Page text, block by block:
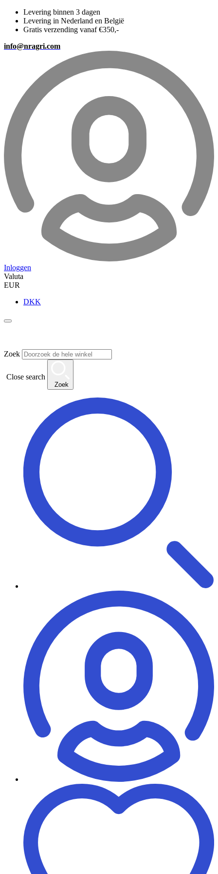
Levering binnen 3 dagen
Levering in Nederland en België
Gratis verzending vanaf €350,-
info@nragri.com
Inloggen
Valuta
EUR
DKK
Zoek
Close search
Zoek